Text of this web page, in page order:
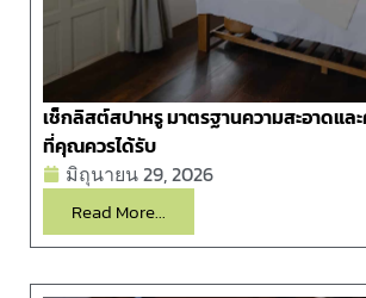
เช็กลิสต์สปาหรู มาตรฐานความสะอาดแล
ที่คุณควรได้รับ
มิถุนายน 29, 2026
Read More...